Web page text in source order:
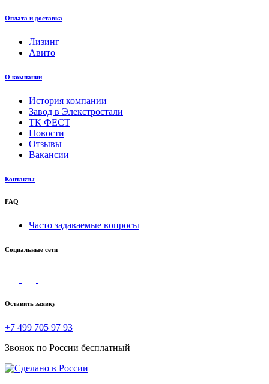
Оплата и доставка
Лизинг
Авито
О компании
История компании
Завод в Элекстростали
ТК ФЕСТ
Новости
Отзывы
Вакансии
Контакты
FAQ
Часто задаваемые вопросы
Социальные сети
Оставить заявку
+7 499 705 97 93
Звонок по России бесплатный